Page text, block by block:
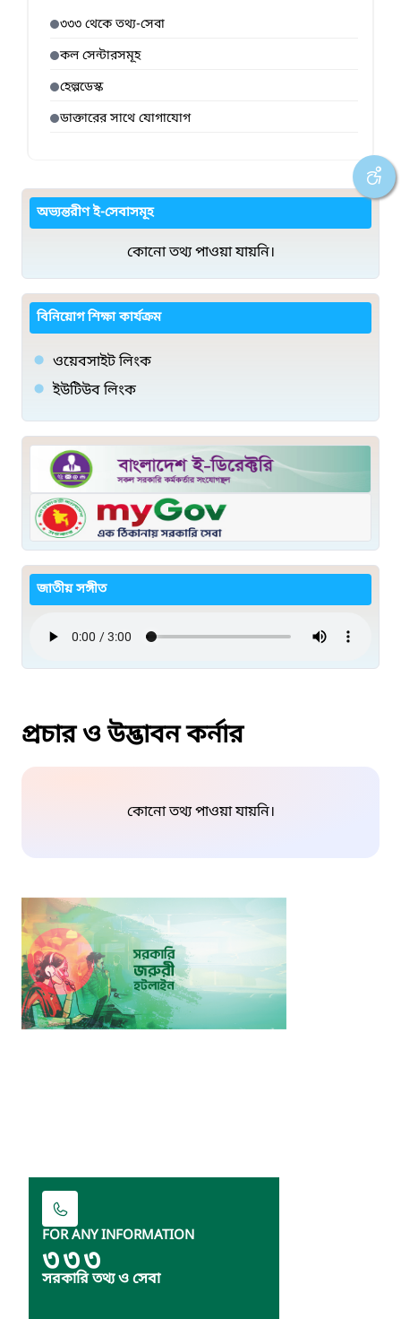
৩৩৩ থেকে তথ্য-সেবা
কল সেন্টারসমূহ
হেল্পডেস্ক
ডাক্তারের সাথে যোগাযোগ
অভ্যন্তরীণ ই-সেবাসমূহ
কোনো তথ্য পাওয়া যায়নি।
বিনিয়োগ শিক্ষা কার্যক্রম
ওয়েবসাইট লিংক
ইউটিউব লিংক
জাতীয় সঙ্গীত
প্রচার ও উদ্ভাবন কর্নার
কোনো তথ্য পাওয়া যায়নি।
FOR ANY INFORMATION
৩৩৩
সরকারি তথ্য ও সেবা